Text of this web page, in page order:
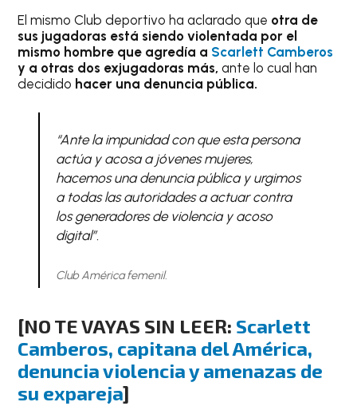
El mismo Club deportivo ha aclarado que otra de
sus jugadoras está siendo violentada por el
mismo hombre que agredía a Scarlett Camberos
y a otras dos exjugadoras más, ante lo cual han
decidido hacer una denuncia pública.
“Ante la impunidad con que esta persona
actúa y acosa a jóvenes mujeres,
hacemos una denuncia pública y urgimos
a todas las autoridades a actuar contra
los generadores de violencia y acoso
digital”.
Club América femenil.
[NO TE VAYAS SIN LEER: Scarlett
Camberos, capitana del América,
denuncia violencia y amenazas de
su expareja]